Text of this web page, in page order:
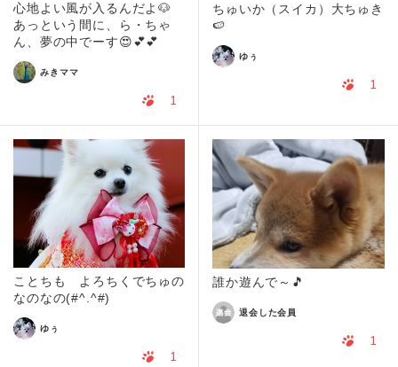
心地よい風が入るんだよ🐶
あっという間に、ら・ちゃ
ん、夢の中でーす😍💕💕
みきママ
1
ちゅいか（スイカ）大ちゅき
🍉
ゆぅ
1
ことちも よろちくでちゅの
なのなの(#^.^#)
ゆぅ
1
誰か遊んで～🎵
退会した会員
1